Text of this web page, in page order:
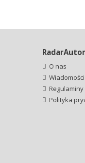
O nas
Wiadomości
Regulaminy
Polityka